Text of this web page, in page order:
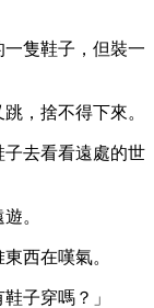
隻鞋子，但裝一
，捨不得下來。
去看看遠處的世
。
西在嘆氣。
子穿嗎？」